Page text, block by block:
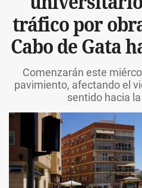
tráfico por
Cabo de Gata
Comenzarán este
pavimiento, afectando el
sentido hacia